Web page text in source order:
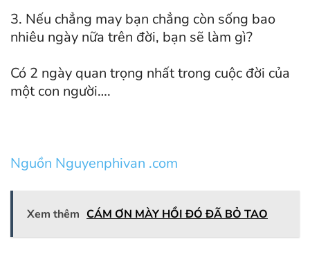
3. Nếu chẳng may bạn chẳng còn sống bao
nhiêu ngày nữa trên đời, bạn sẽ làm gì?
Có 2 ngày quan trọng nhất trong cuộc đời của
một con người….
Nguồn Nguyenphivan .com
Xem thêm CÁM ƠN MÀY HỒI ĐÓ ĐÃ BỎ TAO